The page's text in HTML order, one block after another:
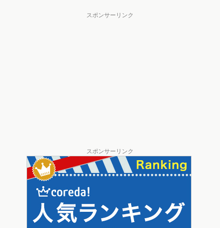
スポンサーリンク
スポンサーリンク